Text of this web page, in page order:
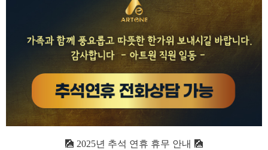
🎑 2025년 추석 연휴 휴무 안내 🎑